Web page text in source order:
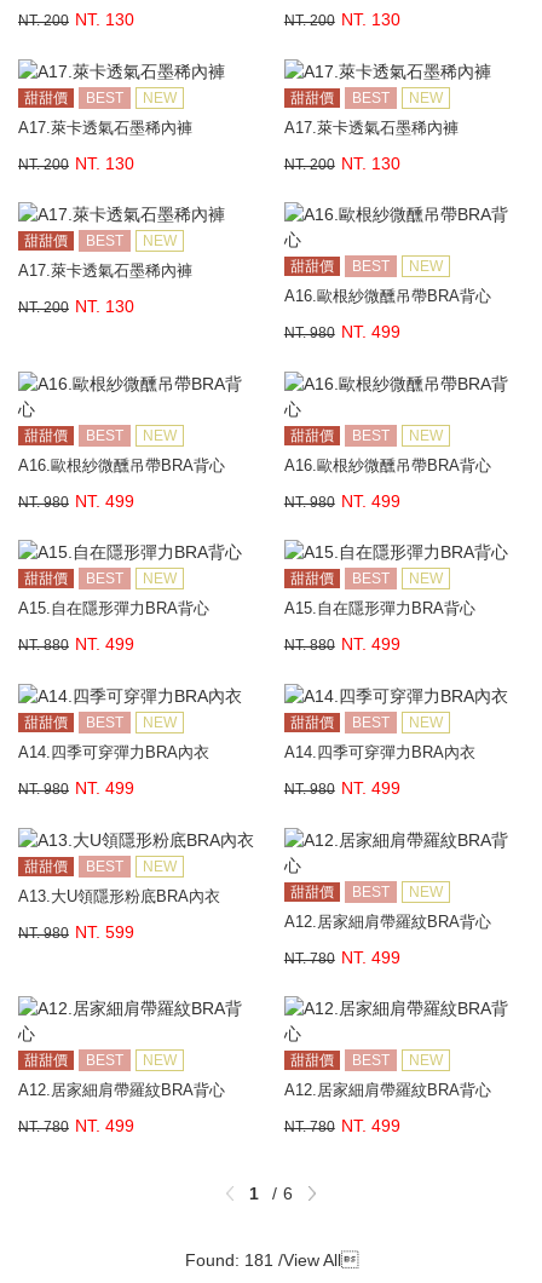
NT. 200 NT. 130 NT. 200 NT. 130
甜甜價 BEST NEW
A17.萊卡透氣石墨稀內褲
NT. 200 NT. 130
甜甜價 BEST NEW
A17.萊卡透氣石墨稀內褲
NT. 200 NT. 130
甜甜價 BEST NEW
A17.萊卡透氣石墨稀內褲
NT. 200 NT. 130
甜甜價 BEST NEW
A16.歐根紗微醺吊帶BRA背心
NT. 980 NT. 499
甜甜價 BEST NEW
A16.歐根紗微醺吊帶BRA背心
NT. 980 NT. 499
甜甜價 BEST NEW
A16.歐根紗微醺吊帶BRA背心
NT. 980 NT. 499
甜甜價 BEST NEW
A15.自在隱形彈力BRA背心
NT. 880 NT. 499
甜甜價 BEST NEW
A15.自在隱形彈力BRA背心
NT. 880 NT. 499
甜甜價 BEST NEW
A14.四季可穿彈力BRA內衣
NT. 980 NT. 499
甜甜價 BEST NEW
A14.四季可穿彈力BRA內衣
NT. 980 NT. 499
甜甜價 BEST NEW
A13.大U領隱形粉底BRA內衣
NT. 980 NT. 599
甜甜價 BEST NEW
A12.居家細肩帶羅紋BRA背心
NT. 780 NT. 499
甜甜價 BEST NEW
A12.居家細肩帶羅紋BRA背心
NT. 780 NT. 499
甜甜價 BEST NEW
A12.居家細肩帶羅紋BRA背心
NT. 780 NT. 499
1 6
Found: 181 /View All